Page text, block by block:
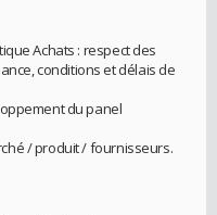
Achats : respect des
conditions et délais de
du panel
/ produit / fournisseurs.